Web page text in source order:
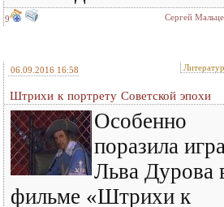
9 Сергей
06.09.2016 16:58
Штрихи к портрету Советской эпохи
Особенно
поразила
Льва Дурова
фильме «Штрихи к